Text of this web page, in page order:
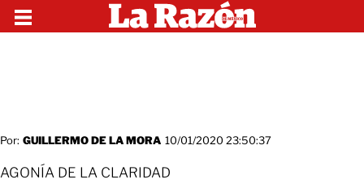
Por: GUILLERMO DE LA MORA 10/01/2020 23:50:37
AGONÍA DE LA CLARIDAD